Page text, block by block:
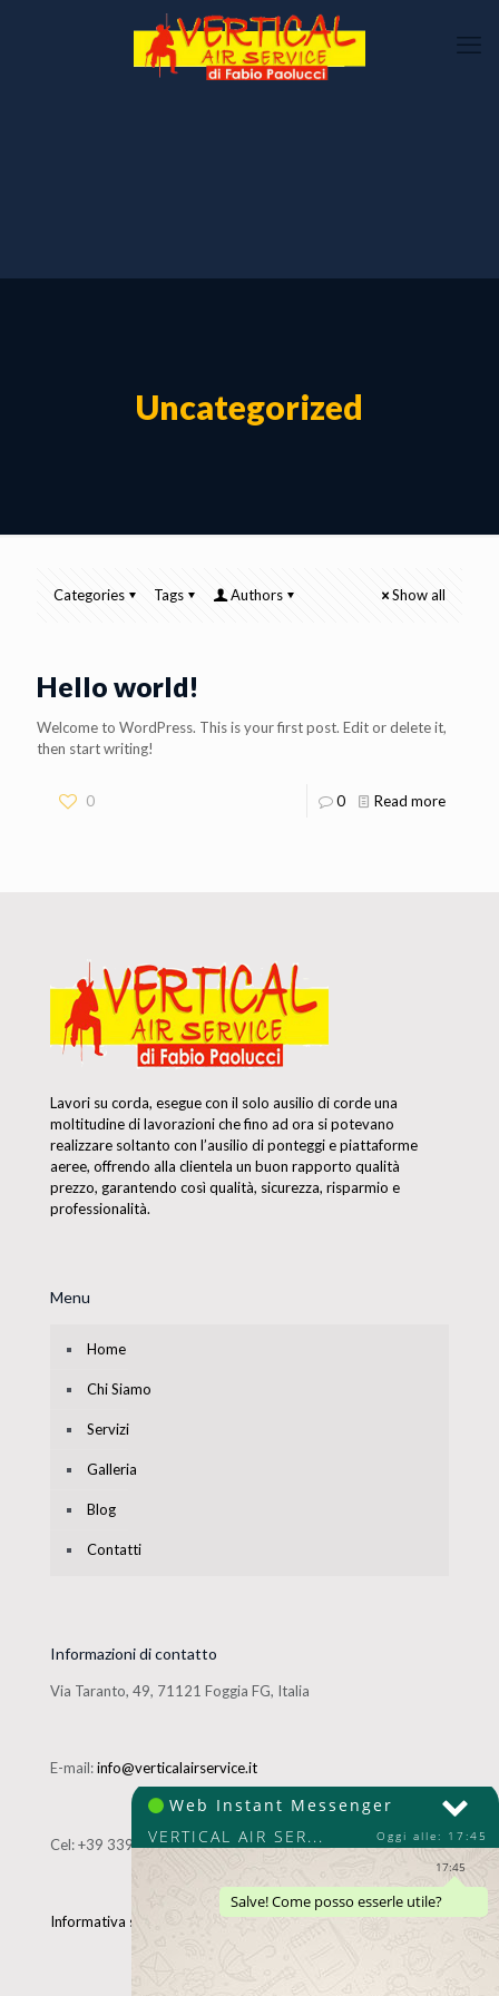
Uncategorized
Categories Tags Authors Show all
Hello world!
Welcome to WordPress. This is your first post. Edit or delete it,
then start writing!
0 0 Read more
Lavori su corda, esegue con il solo ausilio di corde una
moltitudine di lavorazioni che fino ad ora si potevano
realizzare soltanto con l’ausilio di ponteggi e piattaforme
aeree, offrendo alla clientela un buon rapporto qualità
prezzo, garantendo così qualità, sicurezza, risparmio e
professionalità.
Menu
Home
Chi Siamo
Servizi
Galleria
Blog
Contatti
Informazioni di contatto
Via Taranto, 49, 71121 Foggia FG, Italia
E-mail:info@verticalairservice.it
Cel:+39 339 4906512
Informativa sul trattamento dei dati personali